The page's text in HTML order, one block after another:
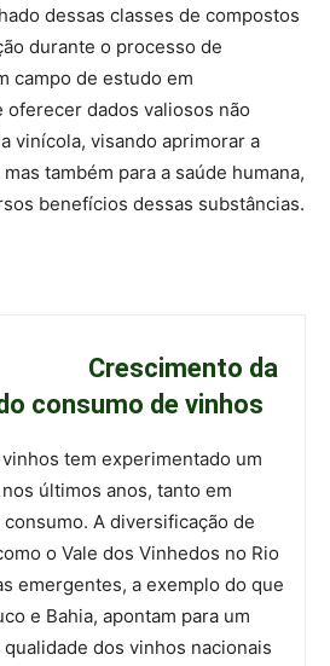
dessas classes de compostos
durante o processo de
campo de estudo em
oferecer dados valiosos não
vinícola, visando aprimorar a
também para a saúde humana,
benefícios dessas substâncias.
Crescimento da
consumo de vinhos
tem experimentado um
últimos anos, tanto em
A diversificação de
o Vale dos Vinhedos no Rio
emergentes, a exemplo do que
e Bahia, apontam para um
dos vinhos nacionais